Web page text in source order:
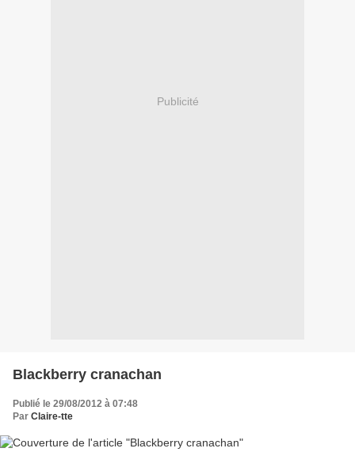
Publicité
Blackberry cranachan
Publié le 29/08/2012 à 07:48
Par Claire-tte